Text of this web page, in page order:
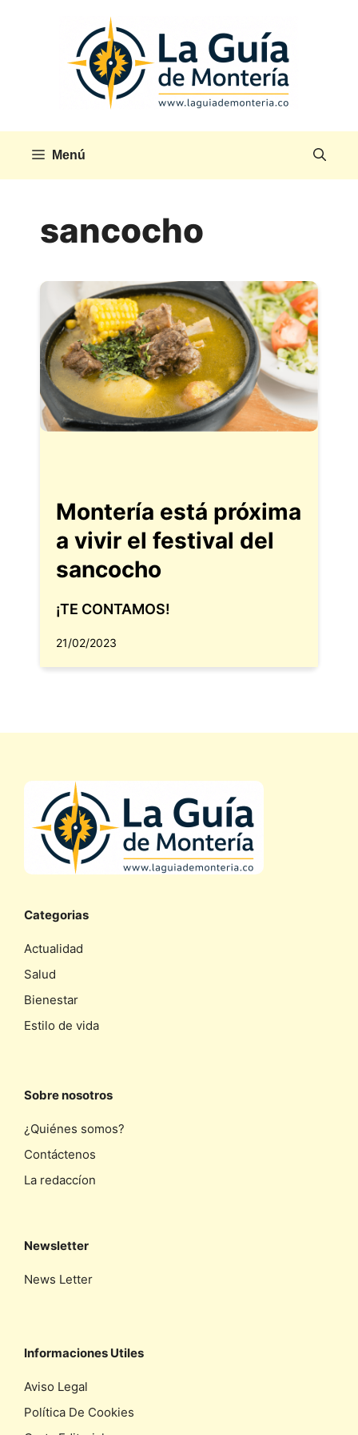
Menú
sancocho
Montería está próxima
a vivir el festival del
sancocho
¡TE CONTAMOS!
21/02/2023
Categorias
Actualidad
Salud
Bienestar
Estilo de vida
Sobre nosotros
¿Quiénes somos?
Contáctenos
La redaccíon
Newsletter
News Letter
Informaciones Utiles
Aviso Legal
Política De Cookies